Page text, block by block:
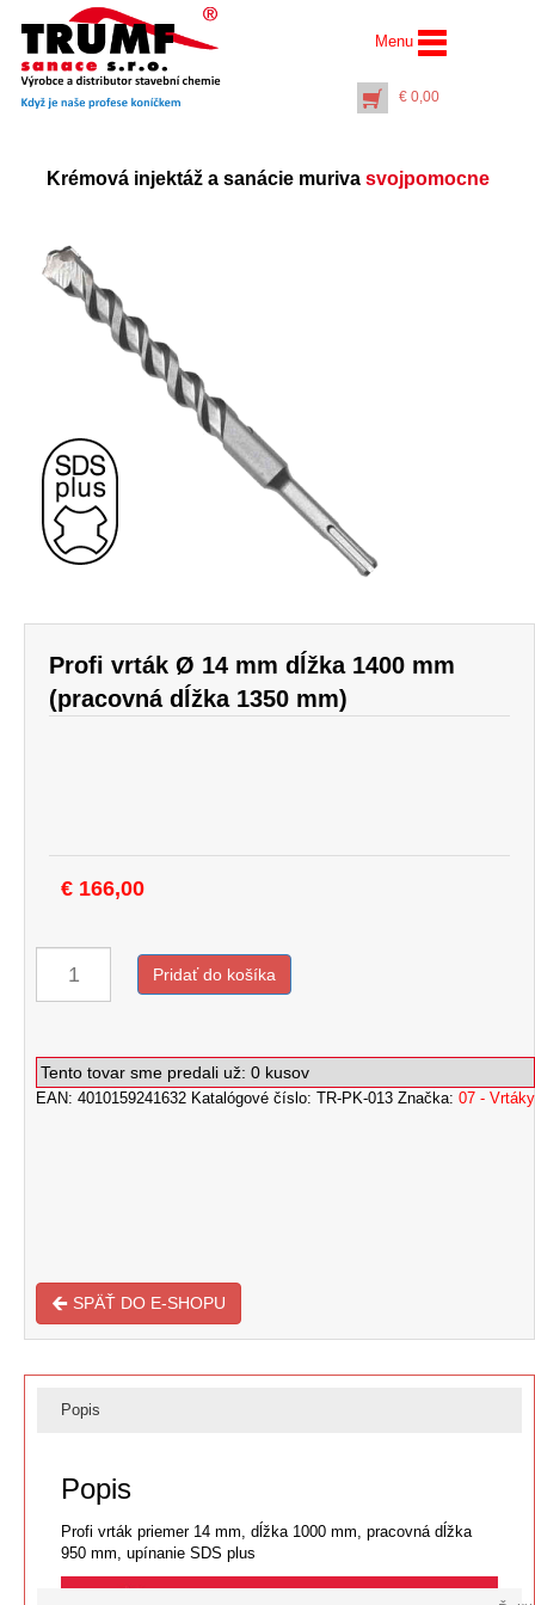
Menu
€ 0,00
Krémová injektáž a sanácie muriva svojpomocne
Profi vrták Ø 14 mm dĺžka 1400 mm
(pracovná dĺžka 1350 mm)
€ 166,00
Pridať do košíka
Profi
vrták
Ø
mm)
Tento tovar sme predali už: 0 kusov
EAN:4010159241632 Katalógové číslo:TR-PK-013 Značka:07 - Vrtáky
SPÄŤ DO E-SHOPU
Popis
Popis
Profi vrták priemer 14 mm, dĺžka 1000 mm, pracovná dĺžka
950 mm, upínanie SDS plus
+